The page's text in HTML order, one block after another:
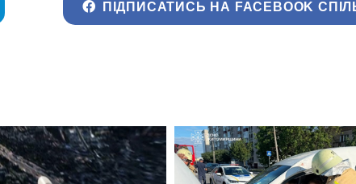
ПІДПИСАТИСЬ НА FACEBOOK